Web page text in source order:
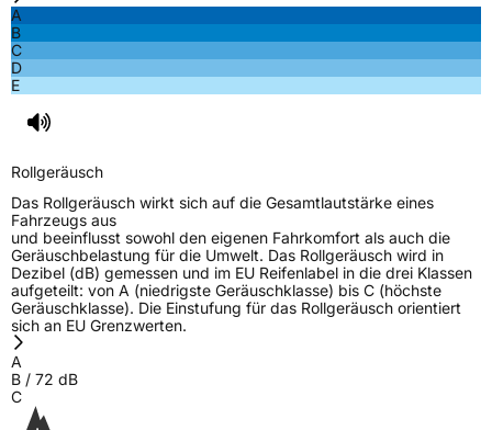
A
B
C
D
E
Rollgeräusch
Das Rollgeräusch wirkt sich auf die Gesamtlautstärke eines
Fahrzeugs aus
und beeinflusst sowohl den eigenen Fahrkomfort als auch die
Geräuschbelastung für die Umwelt. Das Rollgeräusch wird in
Dezibel (dB) gemessen und im EU Reifenlabel in die drei Klassen
aufgeteilt: von A (niedrigste Geräuschklasse) bis C (höchste
Geräuschklasse). Die Einstufung für das Rollgeräusch orientiert
sich an EU Grenzwerten.
A
B / 72 dB
C